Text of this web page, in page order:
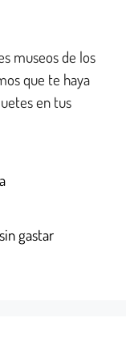
museos de los
que te haya
en tus
gastar